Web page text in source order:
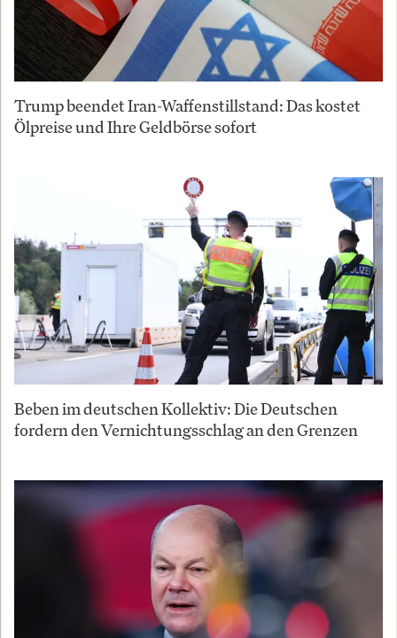
Trump beendet Iran-Waffenstillstand: Das kostet
Ölpreise und Ihre Geldbörse sofort
Beben im deutschen Kollektiv: Die Deutschen
fordern den Vernichtungsschlag an den Grenzen